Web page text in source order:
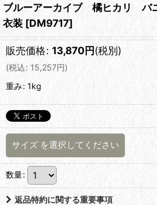
ブルーアーカイブ 橘ヒカリ バ
衣装 [DM9717]
販売価格: 13,870円(税別)
(税込: 15,257円)
重み: 1kg
サイズ を選択してください
数量:
返品特約に関する重要事項